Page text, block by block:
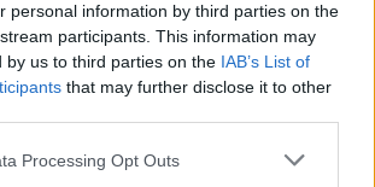
personal information by third parties on the
participants. This information may
by us to third parties on the IAB’s List of
that may further disclose it to other
Processing Opt Outs
07., péntek